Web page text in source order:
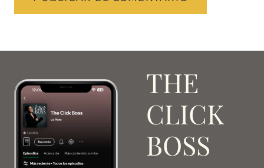
THE
CLICK
BOSS